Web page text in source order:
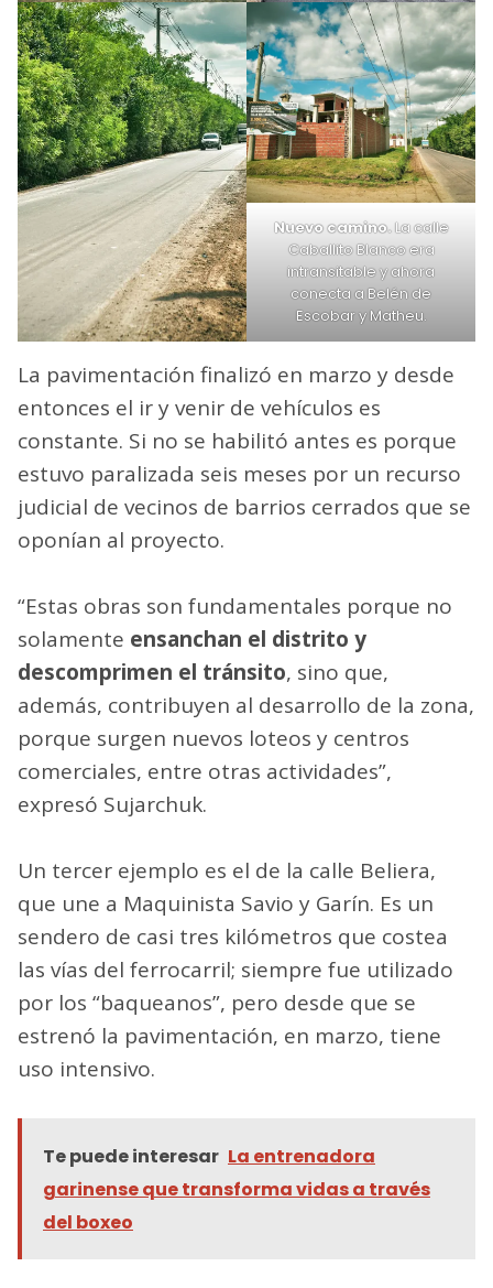
Nuevo camino.La calle
Caballito Blanco era
intransitable y ahora
conecta a Belén de
Escobar y Matheu.
La pavimentación finalizó en marzo y desde
entonces el ir y venir de vehículos es
constante. Si no se habilitó antes es porque
estuvo paralizada seis meses por un recurso
judicial de vecinos de barrios cerrados que se
oponían al proyecto.
“Estas obras son fundamentales porque no
solamente ensanchan el distrito y
descomprimen el tránsito, sino que,
además, contribuyen al desarrollo de la zona,
porque surgen nuevos loteos y centros
comerciales, entre otras actividades”,
expresó Sujarchuk.
Un tercer ejemplo es el de la calle Beliera,
que une a Maquinista Savio y Garín. Es un
sendero de casi tres kilómetros que costea
las vías del ferrocarril; siempre fue utilizado
por los “baqueanos”, pero desde que se
estrenó la pavimentación, en marzo, tiene
uso intensivo.
Te puede interesar La entrenadora
garinense que transforma vidas a través
del boxeo